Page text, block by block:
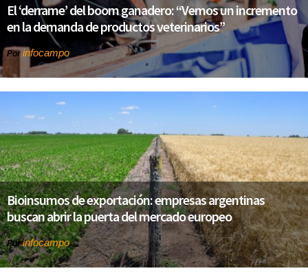
El ‘derrame’ del boom ganadero: “Vemos un incremento
en la demanda de productos veterinarios”
Por infocampo
Bioinsumos de exportación: empresas argentinas
buscan abrir la puerta del mercado europeo
Porinfocampo